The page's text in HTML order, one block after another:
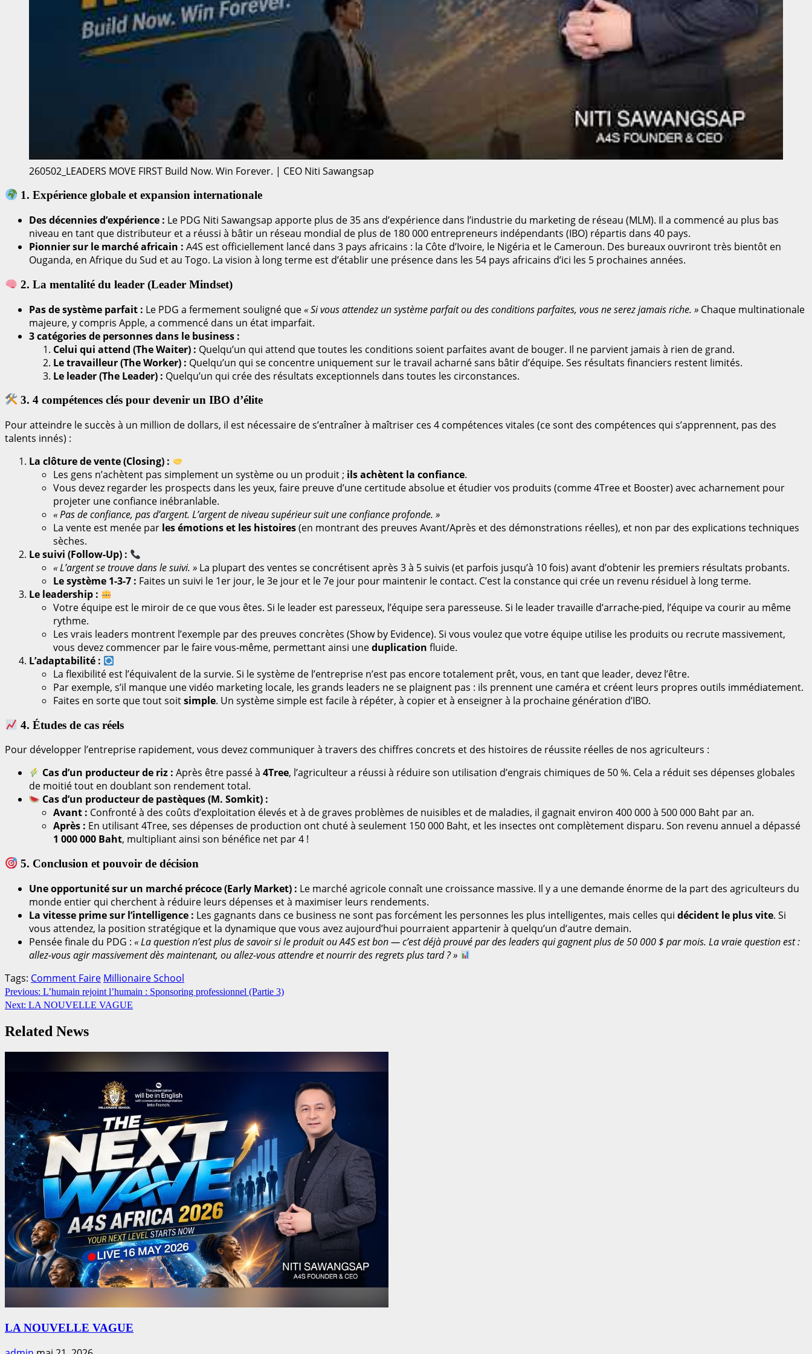
260502_LEADERS MOVE FIRST Build Now. Win Forever. | CEO Niti Sawangsap
1. Expérience globale et expansion internationale
Des décennies d’expérience : Le PDG Niti Sawangsap apporte plus de 35 ans d’expérience dans l’industrie du marketing de réseau (MLM). Il a commencé au plus bas
niveau en tant que distributeur et a réussi à bâtir un réseau mondial de plus de 180 000 entrepreneurs indépendants (IBO) répartis dans 40 pays.
Pionnier sur le marché africain : A4S est officiellement lancé dans 3 pays africains : la Côte d’Ivoire, le Nigéria et le Cameroun. Des bureaux ouvriront très bientôt en
Ouganda, en Afrique du Sud et au Togo. La vision à long terme est d’établir une présence dans les 54 pays africains d’ici les 5 prochaines années.
2. La mentalité du leader (Leader Mindset)
Pas de système parfait : Le PDG a fermement souligné que« Si vous attendez un système parfait ou des conditions parfaites, vous ne serez jamais riche. » Chaque multinationale
majeure, y compris Apple, a commencé dans un état imparfait.
3 catégories de personnes dans le business :
Celui qui attend (The Waiter) : Quelqu’un qui attend que toutes les conditions soient parfaites avant de bouger. Il ne parvient jamais à rien de grand.
Le travailleur (The Worker) : Quelqu’un qui se concentre uniquement sur le travail acharné sans bâtir d’équipe. Ses résultats financiers restent limités.
Le leader (The Leader) : Quelqu’un qui crée des résultats exceptionnels dans toutes les circonstances.
3. 4 compétences clés pour devenir un IBO d’élite
Pour atteindre le succès à un million de dollars, il est nécessaire de s’entraîner à maîtriser ces 4 compétences vitales (ce sont des compétences qui s’apprennent, pas des
talents innés) :
La clôture de vente (Closing) :
Les gens n’achètent pas simplement un système ou un produit ; ils achètent la confiance.
Vous devez regarder les prospects dans les yeux, faire preuve d’une certitude absolue et étudier vos produits (comme 4Tree et Booster) avec acharnement pour
projeter une confiance inébranlable.
« Pas de confiance, pas d’argent. L’argent de niveau supérieur suit une confiance profonde. »
La vente est menée par les émotions et les histoires(en montrant des preuves Avant/Après et des démonstrations réelles), et non par des explications techniques
sèches.
Le suivi (Follow-Up) :
« L’argent se trouve dans le suivi. » La plupart des ventes se concrétisent après 3 à 5 suivis (et parfois jusqu’à 10 fois) avant d’obtenir les premiers résultats probants.
Le système 1-3-7 : Faites un suivi le 1er jour, le 3e jour et le 7e jour pour maintenir le contact. C’est la constance qui crée un revenu résiduel à long terme.
Le leadership :
Votre équipe est le miroir de ce que vous êtes. Si le leader est paresseux, l’équipe sera paresseuse. Si le leader travaille d’arrache-pied, l’équipe va courir au même
rythme.
Les vrais leaders montrent l’exemple par des preuves concrètes (Show by Evidence). Si vous voulez que votre équipe utilise les produits ou recrute massivement,
vous devez commencer par le faire vous-même, permettant ainsi uneduplication fluide.
L’adaptabilité :
La flexibilité est l’équivalent de la survie. Si le système de l’entreprise n’est pas encore totalement prêt, vous, en tant que leader, devez l’être.
Par exemple, s’il manque une vidéo marketing locale, les grands leaders ne se plaignent pas : ils prennent une caméra et créent leurs propres outils immédiatement.
Faites en sorte que tout soitsimple. Un système simple est facile à répéter, à copier et à enseigner à la prochaine génération d’IBO.
4. Études de cas réels
Pour développer l’entreprise rapidement, vous devez communiquer à travers des chiffres concrets et des histoires de réussite réelles de nos agriculteurs :
Cas d’un producteur de riz : Après être passé à4Tree, l’agriculteur a réussi à réduire son utilisation d’engrais chimiques de 50 %. Cela a réduit ses dépenses globales
de moitié tout en doublant son rendement total.
Cas d’un producteur de pastèques (M. Somkit) :
Avant : Confronté à des coûts d’exploitation élevés et à de graves problèmes de nuisibles et de maladies, il gagnait environ 400 000 à 500 000 Baht par an.
Après : En utilisant 4Tree, ses dépenses de production ont chuté à seulement 150 000 Baht, et les insectes ont complètement disparu. Son revenu annuel a dépassé
1 000 000 Baht, multipliant ainsi son bénéfice net par 4 !
5. Conclusion et pouvoir de décision
Une opportunité sur un marché précoce (Early Market) : Le marché agricole connaît une croissance massive. Il y a une demande énorme de la part des agriculteurs du
monde entier qui cherchent à réduire leurs dépenses et à maximiser leurs rendements.
La vitesse prime sur l’intelligence : Les gagnants dans ce business ne sont pas forcément les personnes les plus intelligentes, mais celles qui décident le plus vite. Si
vous attendez, la position stratégique et la dynamique que vous avez aujourd’hui pourraient appartenir à quelqu’un d’autre demain.
Pensée finale du PDG : « La question n’est plus de savoir si le produit ou A4S est bon — c’est déjà prouvé par des leaders qui gagnent plus de 50 000 $ par mois. La vraie question est :
allez-vous agir massivement dès maintenant, ou allez-vous attendre et nourrir des regrets plus tard ? »
Tags: Comment Faire Millionaire School
Continue
Reading
Previous: L’humain rejoint l’humain : Sponsoring professionnel (Partie 3)
Next: LA NOUVELLE VAGUE
Related News
LA NOUVELLE VAGUE